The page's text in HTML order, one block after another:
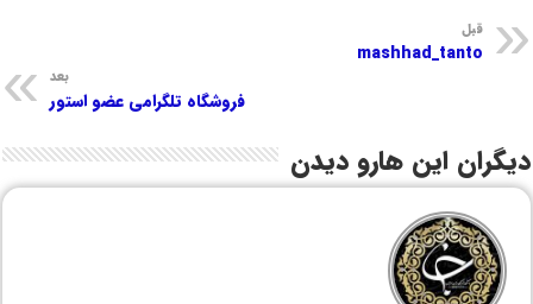
قبل
mashhad_tanto
بعد
فروشگاه تلگرامی عضو استور
دیگران این هارو دیدن